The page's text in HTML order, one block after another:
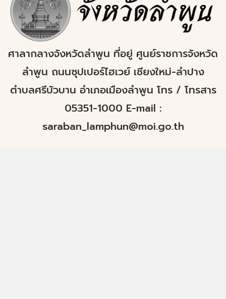
ศาลากลางจังหวัดลำพูน ที่อยู่ ศูนย์ราชการจังหวัด
ลำพูน ถนนซุปเปอร์ไฮเวย์ เชียงใหม่-ลำปาง
ตำบลศรีบัวบาน อำเภอเมืองลำพูน โทร / โทรสาร
05351-1000 E-mail :
saraban_lamphun@moi.go.th